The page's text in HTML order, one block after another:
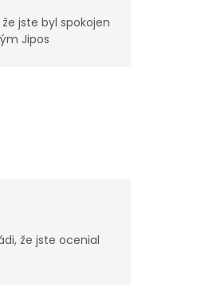
jste byl spokojen
Jipos
že jste ocenial